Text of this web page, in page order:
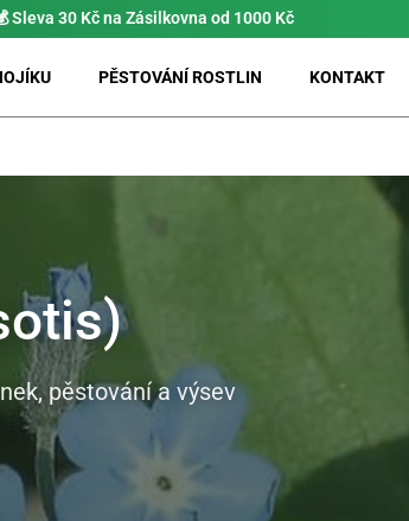
⚡ MožnostPRIO doručení do 24 h
PĚSTOVÁNÍ ROSTLIN KONTAKT
pěstování a výsev